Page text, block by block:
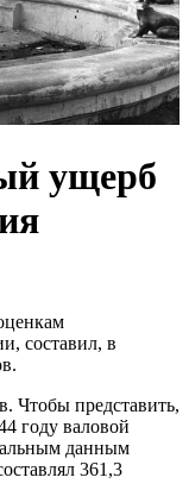
ущерб
составил, в
Чтобы представить,
году валовой
данным
361,3